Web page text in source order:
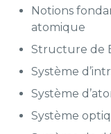
Notions
atomique
Structure de
Système
Système
Système